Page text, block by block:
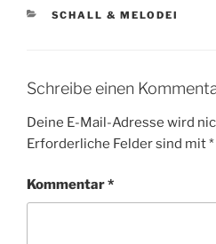
KATEGORIEN
SCHALL & MELODEI
Schreibe einen
Deine E-Mail-Adresse wird
Erforderliche Felder sind mit*
Kommentar*